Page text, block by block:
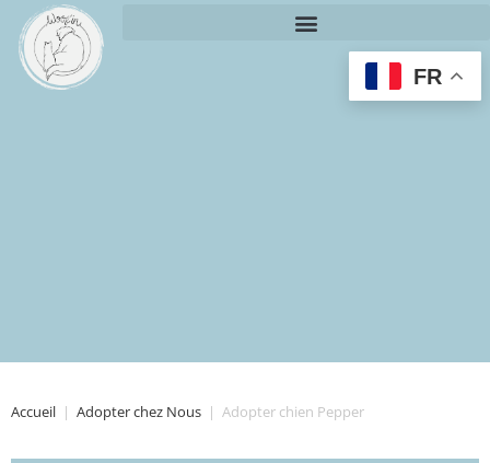
FR
Accueil | Adopter chez Nous | Adopter chien Pepper